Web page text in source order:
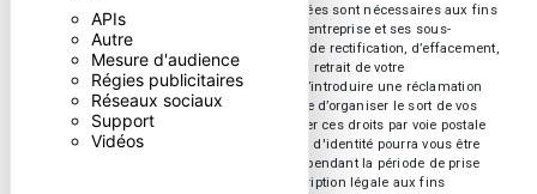
APIs
Autre
Mesure d'audience
Régies publicitaires
Réseaux sociaux
Support
Vidéos
** Les données personnelles communiquées sont nécessaires aux fins
de vous contacter. Elles sont destinées à l'entreprise et ses sous-
traitants. Vous disposez de droits d’accès, de rectification, d’effacement,
de portabilité, de limitation, d’opposition, de retrait de votre
consentement à tout moment et du droit d’introduire une réclamation
auprès d’une autorité de contrôle, ainsi que d’organiser le sort de vos
données post-mortem. Vous pouvez exercer ces droits par voie postale
ou par courrier électronique. Un justificatif d'identité pourra vous être
demandé. Nous conservons vos données pendant la période de prise
de contact puis pendant la durée de prescription légale aux fins